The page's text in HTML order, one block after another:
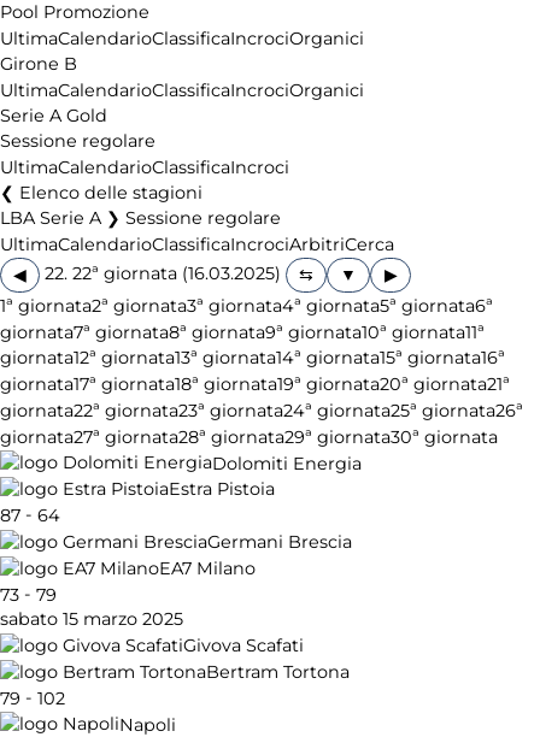
Pool Promozione
UltimaCalendarioClassificaIncrociOrganici
Girone B
UltimaCalendarioClassificaIncrociOrganici
Serie A Gold
Sessione regolare
UltimaCalendarioClassificaIncroci
Elenco delle stagioni
LBA Serie A ❯ Sessione regolare
UltimaCalendarioClassificaIncrociArbitriCerca
◀
22. 22ª giornata (16.03.2025)
▶
1ª giornata2ª giornata3ª giornata4ª giornata5ª giornata6ª
giornata7ª giornata8ª giornata9ª giornata10ª giornata11ª
giornata12ª giornata13ª giornata14ª giornata15ª giornata16ª
giornata17ª giornata18ª giornata19ª giornata20ª giornata21ª
giornata22ª giornata23ª giornata24ª giornata25ª giornata26ª
giornata27ª giornata28ª giornata29ª giornata30ª giornata
Dolomiti Energia
Estra Pistoia
87 - 64
Germani Brescia
EA7 Milano
73 - 79
sabato 15 marzo 2025
Givova Scafati
Bertram Tortona
79 - 102
Napoli